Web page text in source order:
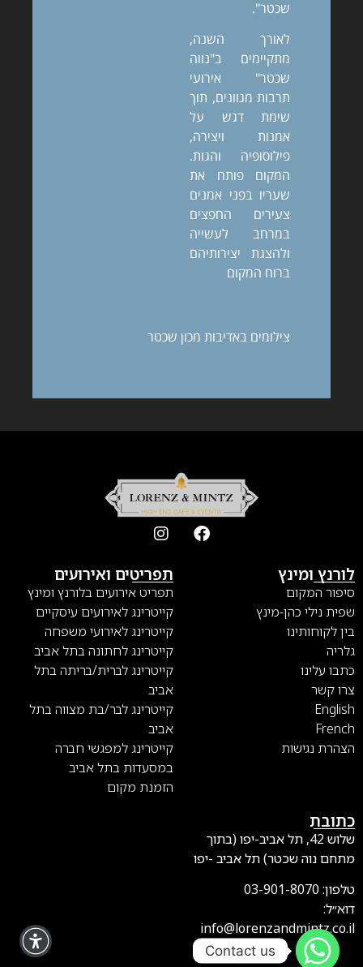
שכטר".
לאורך השנה,
מתקיימים ב"נווה
שכטר" אירועי
תרבות מגוונים, תוך
שימת דגש על
אמנות ויצירה,
פילוסופיה והגות.
המקום פותח את
שעריו בפני אמנים
צעירים החפצים
במרחב לעשייה
ולהצגת יצירותיהם
ברוח המקום
צילומים באדיבות מכון שכטר
לורנץ ומינץ
סיפור המקום
שפית נילי כהן-מינץ
בין לקוחותינו
גלריה
כתבו עלינו
צרו קשר
English
French
הצהרת נגישות
תפריטים ואירועים
תפריט אירועים בלורנץ ומינץ
קייטרינג לאירועים עיסקיים
קייטרינג לאירועי משפחה
קייטרינג לחתונה בתל אביב
קייטרינג לברית/בריתה בתל
אביב
קייטרינג לבר/בת מצווה בתל
אביב
קייטרינג למפגשי חברה
במסעדות בתל אביב
הזמנת מקום
כתובת
שלוש 42, תל אביב-יפו (בתוך
מתחם נוה שכטר) תל אביב -יפו
טלפון: 03-901-8070
דוא״ל:
info@lorenzandmintz.co.il
Contact us